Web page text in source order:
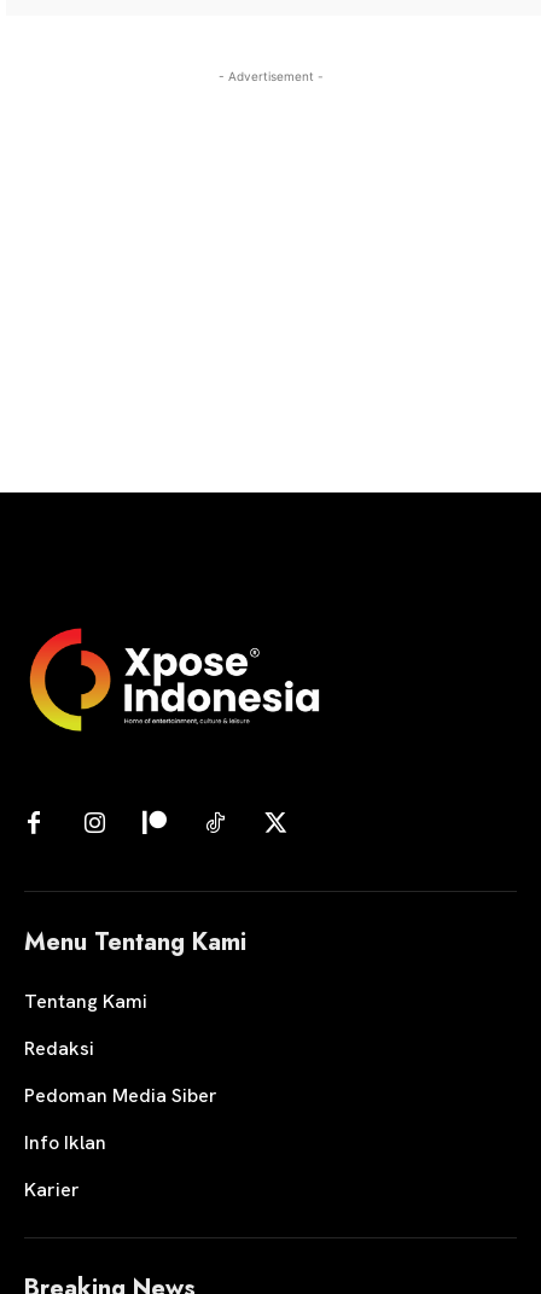
- Advertisement -
Menu Tentang Kami
Tentang Kami
Redaksi
Pedoman Media Siber
Info Iklan
Karier